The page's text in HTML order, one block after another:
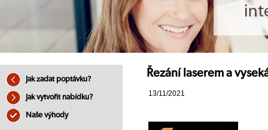
Jak zadat poptávku?
Jak vytvořit nabídku?
Naše výhody
Řezání laserem a
13/11/2021